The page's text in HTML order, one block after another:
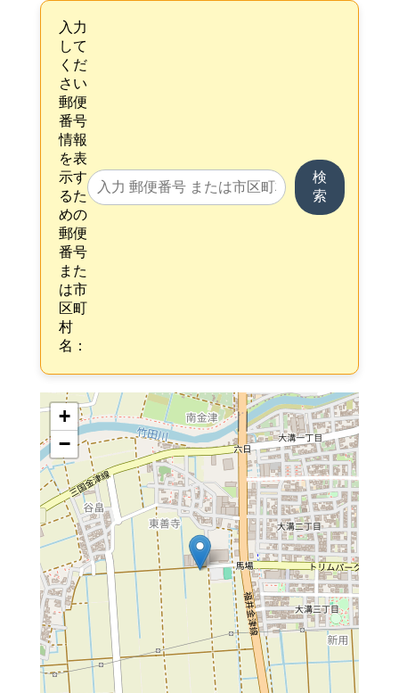
入力
して
くだ
さい
郵便
番号
情報
を表
示す
るた
めの
郵便
番号
また
は市
区町
村
名：
検
索
+
−